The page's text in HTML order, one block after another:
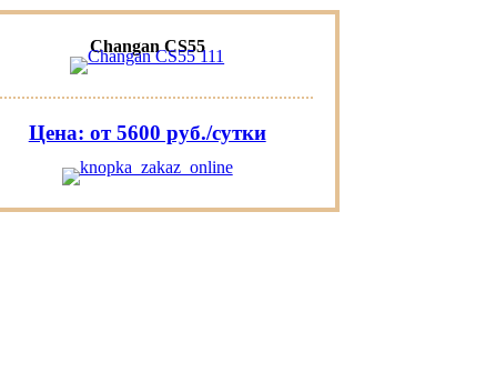
Changan CS55
Цена: от 5600 руб./сутки